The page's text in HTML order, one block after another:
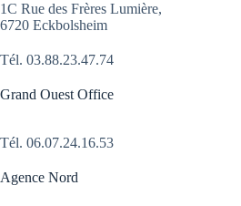
1C Rue des Frères Lumière,
6720 Eckbolsheim
Tél. 03.88.23.47.74
Grand Ouest Office
Tél. 06.07.24.16.53
Agence Nord